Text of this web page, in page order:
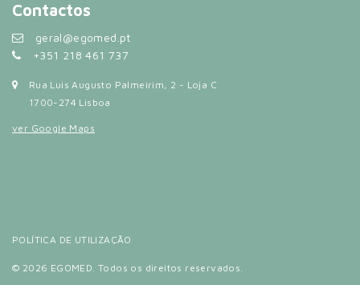
Contactos
geral@egomed.pt
+351 218 461 737
Rua Luis Augusto Palmeirim, 2 - Loja C
1700-274 Lisboa
ver Google Maps
POLÍTICA DE UTILIZAÇÃO
© 2026 EGOMED. Todos os direitos reservados.